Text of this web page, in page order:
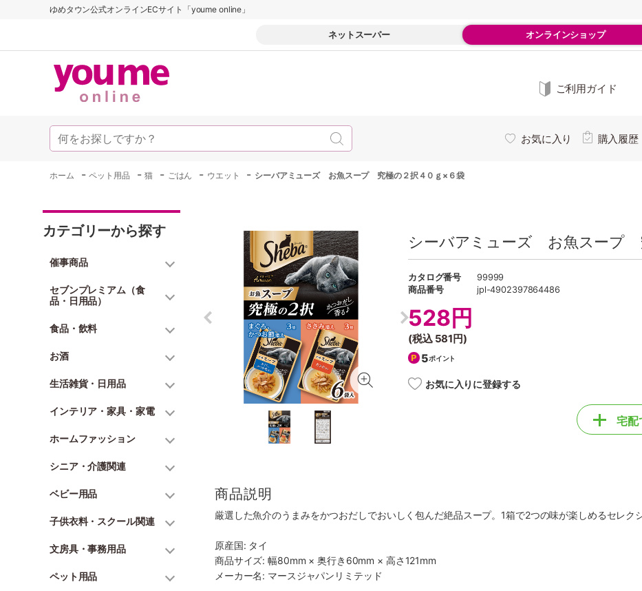
ゆめタウン公式オンラインECサイト「youme online」
ネットスーパー オンラインショップ
ご利用ガイド
お気に入り 購入履歴
ホーム -ペット用品 -猫 - ごはん - ウエット - シーバアミューズ お魚スープ 究極の２択４０ｇ×６袋
カテゴリーから探す
催事商品
セブンプレミアム（食
品・日用品）
食品・飲料
お酒
生活雑貨・日用品
インテリア・家具・家電
ホームファッション
シニア・介護関連
ベビー用品
子供衣料・スクール関連
文房具・事務用品
ペット用品
シーバアミューズ お魚スープ
カタログ番号
99999
商品番号
jpl-4902397864486
528円
(税込 581円)
5ポイント
お気に入りに登録する
宅配
商品説明
厳選した魚介のうまみをかつおだしでおいしく包んだ絶品スープ。1箱で2つの味が楽しめるセレク
原産国: タイ
商品サイズ: 幅80mm × 奥行き60mm × 高さ121mm
メーカー名: マースジャパンリミテッド